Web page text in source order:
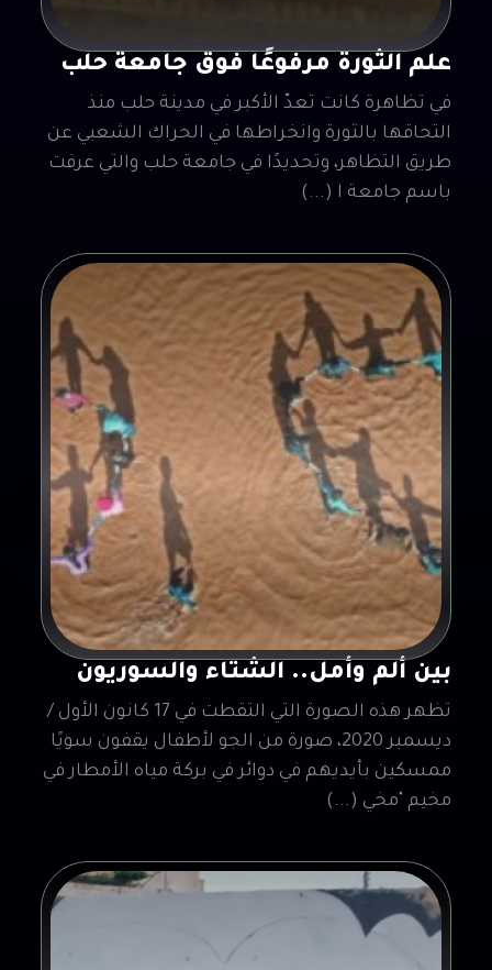
علم الثورة مرفوعًا فوق جامعة حلب
في تظاهرة كانت تعدّ الأكبر في مدينة حلب منذ
التحاقها بالثورة وانخراطها في الحراك الشعبي عن
طريق التظاهر، وتحديدًا في جامعة حلب والتي عرفت
باسم جامعة ا (...)
بين ألم وأمل.. الشتاء والسوريون
تظهر هذه الصورة التي التقطت في 17 كانون الأول /
ديسمبر 2020، صورة من الجو لأطفال يقفون سويًا
ممسكين بأيديهم في دوائر في بركة مياه الأمطار في
مخيم "مخي (...)